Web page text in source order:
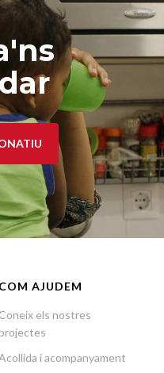
COM AJUDEM
Coneix els nostres
projectes
i acompanyament